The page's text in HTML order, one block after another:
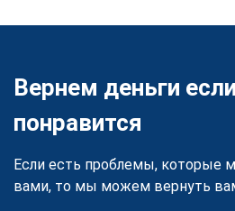
Вернем деньги
понравится
Если есть проблемы,
вами, то мы можем вернуть